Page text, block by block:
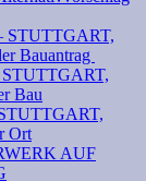
STUTTGART,
Bauantrag
Bau
Ort
AUF